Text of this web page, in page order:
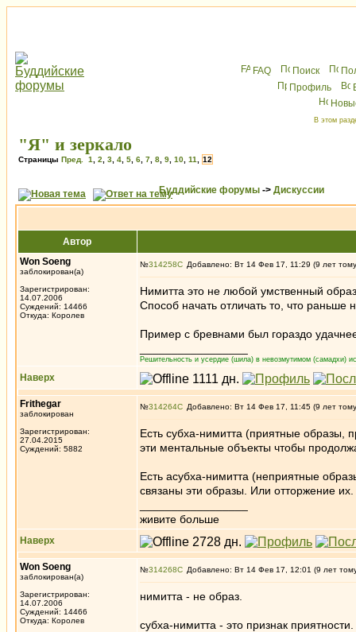
FAQ Поиск
Профиль
В этом
"Я" и зеркало
Страницы Пред. 1 2 3 4 5 6 7 8 9 10 11 12
Буддийские форумы -> Дискуссии
Автор
Won Soeng
заблокирован(а)
Зарегистрирован:
14.07.2006
Суждений: 14466
Откуда: Королев
№314258 Добавлено: Вт 14 Фев 17, 11:29 (9 лет
Нимитта это не любой умственный
Способ начать отличать то, что раньше
Пример с бревнами был гораздо
Решительность и усердие (шила) в невозмутимом (самадхи)
Наверх
Frithegar
заблокирован
Зарегистрирован:
27.04.2015
Суждений: 5882
№314264 Добавлено: Вт 14 Фев 17, 11:45 (9 лет
Есть субха-нимитта (приятные образы,
эти ментальные объекты чтобы
Есть асубха-нимитта (неприятные
связаны эти образы. Или отторжение их.
живите больше
Наверх
Won Soeng
заблокирован(а)
Зарегистрирован:
14.07.2006
Суждений: 14466
Откуда: Королев
№314268 Добавлено: Вт 14 Фев 17, 12:01 (9 лет
нимитта - не образ.
субха-нимитта - это признак приятности.